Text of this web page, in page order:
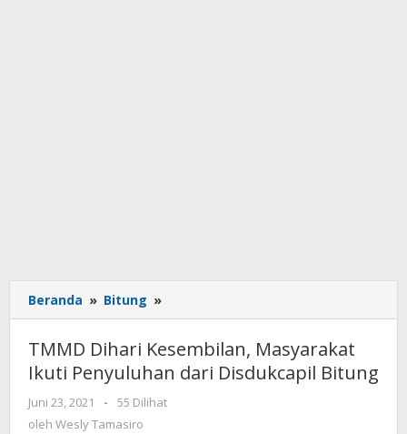
Beranda » Bitung »
Dihari
Kesembilan,
Masyarakat
Ikuti
Penyuluhan
TMMD Dihari Kesembilan, Masyarakat
Ikuti Penyuluhan dari Disdukcapil Bitung
Juni 23, 2021
oleh
Wesly
-
55 Dilihat
oleh Wesly Tamasiro